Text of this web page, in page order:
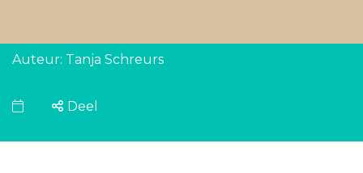
Auteur: Tanja Schreurs
Deel